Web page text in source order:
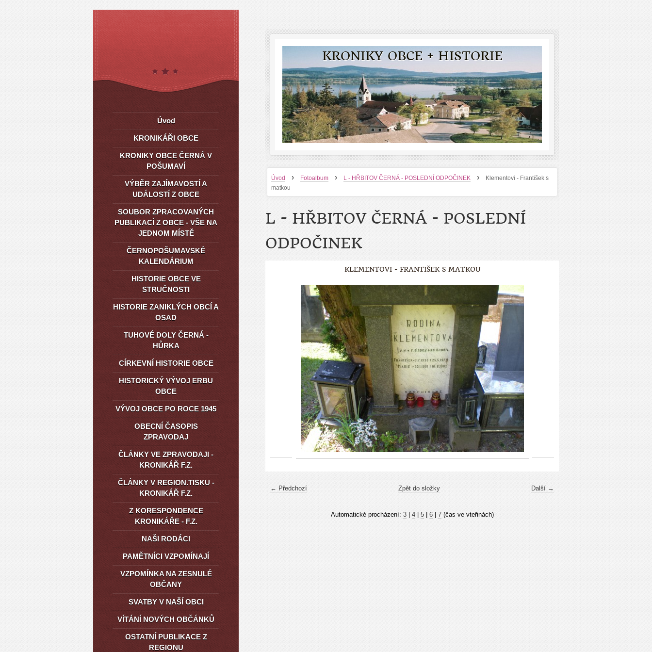
KRONIKY OBCE + HISTORIE
Úvod › Fotoalbum › L - HŘBITOV ČERNÁ - POSLEDNÍ ODPOČINEK ›
Klementovi - František s
matkou
L - HŘBITOV ČERNÁ - POSLEDNÍ
ODPOČINEK
KLEMENTOVI - FRANTIŠEK S MATKOU
← Předchozí Další →
Zpět do složky
Automatické procházení: 3| 4| 5| 6| 7(čas ve vteřinách)
Úvod
KRONIKÁŘI OBCE
KRONIKY OBCE ČERNÁ V
POŠUMAVÍ
VÝBĚR ZAJÍMAVOSTÍ A
UDÁLOSTÍ Z OBCE
SOUBOR ZPRACOVANÝCH
PUBLIKACÍ Z OBCE - VŠE NA
JEDNOM MÍSTĚ
ČERNOPOŠUMAVSKÉ
KALENDÁRIUM
HISTORIE OBCE VE
STRUČNOSTI
HISTORIE ZANIKLÝCH OBCÍ A
OSAD
TUHOVÉ DOLY ČERNÁ -
HŮRKA
CÍRKEVNÍ HISTORIE OBCE
HISTORICKÝ VÝVOJ ERBU
OBCE
VÝVOJ OBCE PO ROCE 1945
OBECNÍ ČASOPIS
ZPRAVODAJ
ČLÁNKY VE ZPRAVODAJI -
KRONIKÁŘ F.Z.
ČLÁNKY V REGION.TISKU -
KRONIKÁŘ F.Z.
Z KORESPONDENCE
KRONIKÁŘE - F.Z.
NAŠI RODÁCI
PAMĚTNÍCI VZPOMÍNAJÍ
VZPOMÍNKA NA ZESNULÉ
OBČANY
SVATBY V NAŠÍ OBCI
VÍTÁNÍ NOVÝCH OBČÁNKŮ
OSTATNÍ PUBLIKACE Z
REGIONU